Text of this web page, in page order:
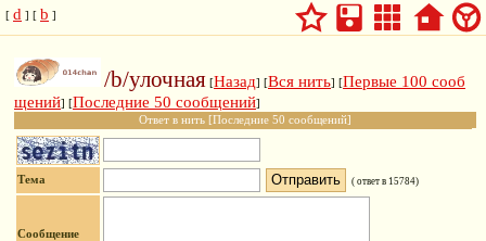
[ d ] [ b ]
/b/улочная [Назад] [Вся нить] [Первые 100 сооб
щений] [Последние 50 сообщений]
Ответ в нить [Последние 50 сообщений]
Тема (ответ в 15784)
Сообщение